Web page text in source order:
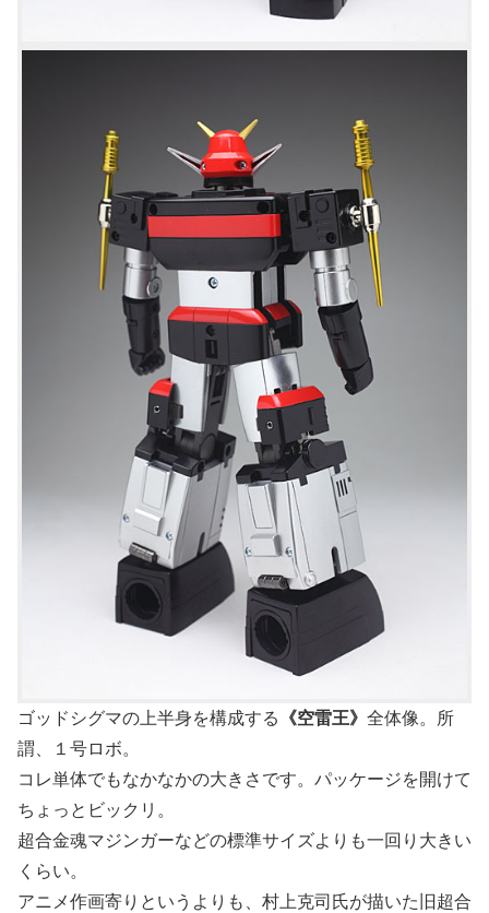
ゴッドシグマの上半身を構成する 《空雷王》 全体像。所
謂、１号ロボ。
コレ単体でもなかなかの大きさです。パッケージを開けて
ちょっとビックリ。
超合金魂マジンガーなどの標準サイズよりも一回り大きい
くらい。
アニメ作画寄りというよりも、村上克司氏が描いた旧超合